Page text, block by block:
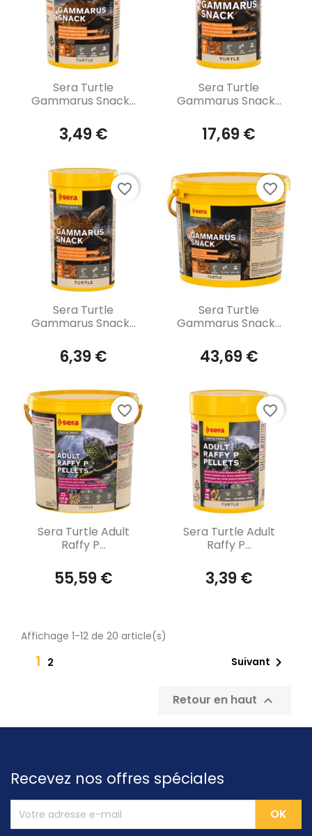
Aperçu rapide
Sera Turtle
Gammarus Snack...
3,49 €
Aperçu rapide
Sera Turtle
Gammarus Snack...
17,69 €
Aperçu rapide
Sera Turtle
Gammarus Snack...
6,39 €
favorite_border
Aperçu rapide
Sera Turtle
Gammarus Snack...
43,69 €
favorite_border
Aperçu rapide
Sera Turtle Adult
Raffy P...
55,59 €
favorite_border
Aperçu rapide
Sera Turtle Adult
Raffy P...
3,39 €
favorite_border
Affichage 1-12 de 20 article(s)
1 2 Suivant 
Retour en haut 
Recevez nos offres spéciales